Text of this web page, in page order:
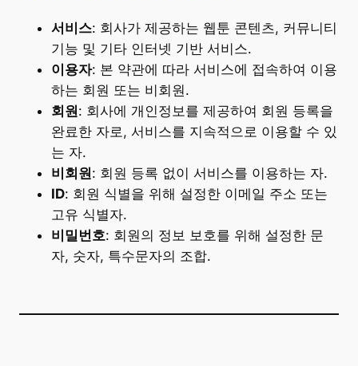
서비스: 회사가 제공하는 웹툰 콘텐츠, 커뮤니티
기능 및 기타 인터넷 기반 서비스.
이용자: 본 약관에 따라 서비스에 접속하여 이용
하는 회원 또는 비회원.
회원: 회사에 개인정보를 제공하여 회원 등록을
완료한 자로, 서비스를 지속적으로 이용할 수 있
는 자.
비회원: 회원 등록 없이 서비스를 이용하는 자.
ID: 회원 식별을 위해 설정한 이메일 주소 또는
고유 식별자.
비밀번호: 회원의 정보 보호를 위해 설정한 문
자, 숫자, 특수문자의 조합.